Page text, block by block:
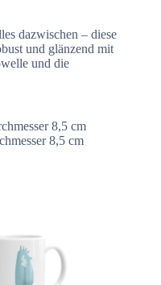
dazwischen – diese
und glänzend mit
und die
8,5 cm
8,5 cm